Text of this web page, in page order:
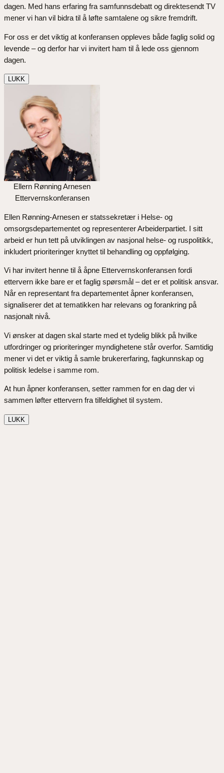
dagen. Med hans erfaring fra samfunnsdebatt og direktesendt TV
mener vi han vil bidra til å løfte samtalene og sikre fremdrift.
For oss er det viktig at konferansen oppleves både faglig solid og
levende – og derfor har vi invitert ham til å lede oss gjennom
dagen.
LUKK
Ellern Rønning Arnesen
Ettervernskonferansen
Ellen Rønning-Arnesen er statssekretær i Helse- og
omsorgsdepartementet og representerer Arbeiderpartiet. I sitt
arbeid er hun tett på utviklingen av nasjonal helse- og ruspolitikk,
inkludert prioriteringer knyttet til behandling og oppfølging.
Vi har invitert henne til å åpne Ettervernskonferansen fordi
ettervern ikke bare er et faglig spørsmål – det er et politisk ansvar.
Når en representant fra departementet åpner konferansen,
signaliserer det at tematikken har relevans og forankring på
nasjonalt nivå.
Vi ønsker at dagen skal starte med et tydelig blikk på hvilke
utfordringer og prioriteringer myndighetene står overfor. Samtidig
mener vi det er viktig å samle brukererfaring, fagkunnskap og
politisk ledelse i samme rom.
At hun åpner konferansen, setter rammen for en dag der vi
sammen løfter ettervern fra tilfeldighet til system.
LUKK